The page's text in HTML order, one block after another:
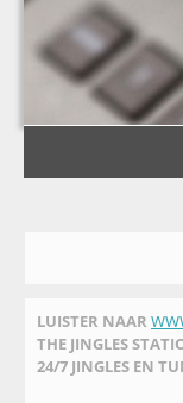
LUISTER NAAR
THE JINGLES
24/7 JINGLES EN